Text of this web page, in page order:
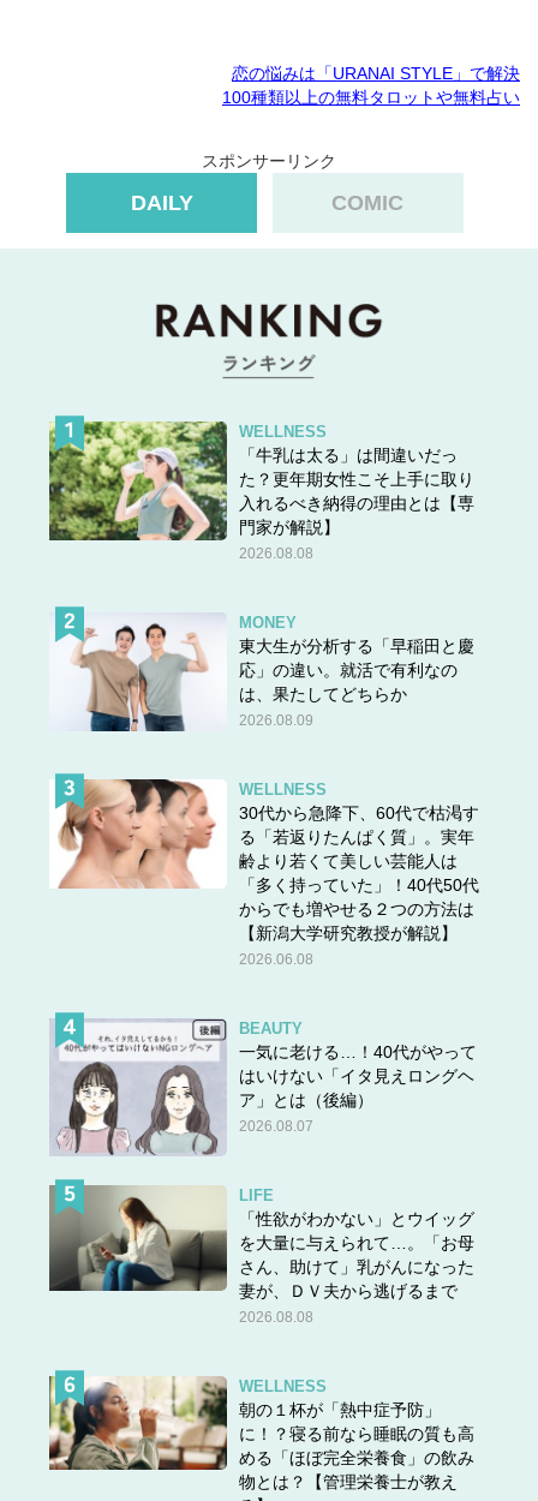
恋の悩みは「URANAI STYLE」で解決
100種類以上の無料タロットや無料占い
スポンサーリンク
DAILY COMIC
WELLNESS
「牛乳は太る」は間違いだっ
た？更年期女性こそ上手に取り
入れるべき納得の理由とは【専
門家が解説】
2026.08.08
MONEY
東大生が分析する「早稲田と慶
応」の違い。就活で有利なの
は、果たしてどちらか
2026.08.09
WELLNESS
30代から急降下、60代で枯渇す
る「若返りたんぱく質」。実年
齢より若くて美しい芸能人は
「多く持っていた」！40代50代
からでも増やせる２つの方法は
【新潟大学研究教授が解説】
2026.06.08
BEAUTY
一気に老ける…！40代がやって
はいけない「イタ見えロングヘ
ア」とは（後編）
2026.08.07
LIFE
「性欲がわかない」とウイッグ
を大量に与えられて…。「お母
さん、助けて」乳がんになった
妻が、ＤＶ夫から逃げるまで
2026.08.08
WELLNESS
朝の１杯が「熱中症予防」
に！？寝る前なら睡眠の質も高
める「ほぼ完全栄養食」の飲み
物とは？【管理栄養士が教え